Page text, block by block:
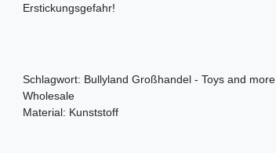
Erstickungsgefahr!
Schlagwort: Bullyland Großhandel - Toys and more
Wholesale
Material: Kunststoff